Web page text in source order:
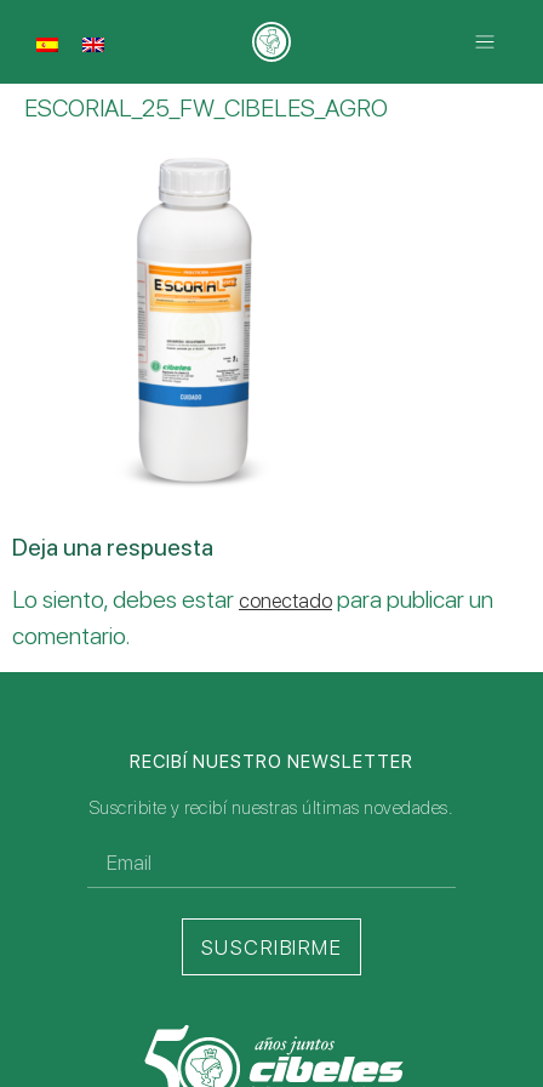
ESCORIAL_25_FW_CIBELES_AGRO
Deja una respuesta
Lo siento, debes estar conectado para publicar un
comentario.
RECIBÍ NUESTRO NEWSLETTER
Suscribite y recibí nuestras últimas novedades.
SUSCRIBIRME